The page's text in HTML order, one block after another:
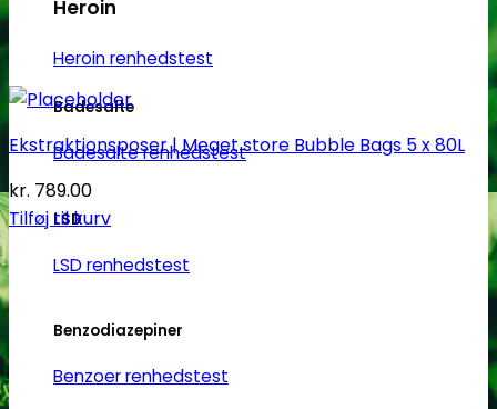
Heroin
Heroin renhedstest
Badesalte
Badesalte renhedstest
LSD
LSD renhedstest
Benzodiazepiner
Benzoer renhedstest
Ekstraktionsposer | Meget store Bubble Bags 5 x 80L
kr. 789.00
Tilføj til kurv